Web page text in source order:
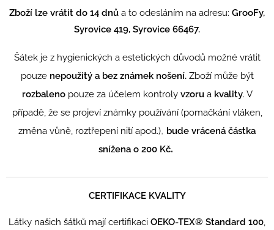
Zboží lze vrátit do 14 dnů a to odesláním na adresu: GrooFy,
Syrovice 419, Syrovice 66467.
Šátek je z hygienických a estetických důvodů možné vrátit
pouze nepoužitý a bez známek nošení. Zboží může být
rozbaleno pouze za účelem kontroly vzorua kvality. V
případě, že se projeví známky používání (pomačkání vláken,
změna vůně, roztřepení nití apod.), bude vrácená částka
snížena o 200 Kč.
CERTIFIKACE KVALITY
Látky našich šátků mají certifikaci OEKO-TEX® Standard 100